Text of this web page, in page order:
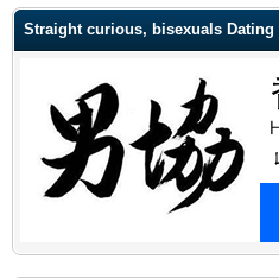
Straight curious, bisexuals Dating